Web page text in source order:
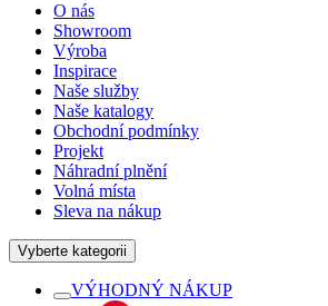
O nás
Showroom
Výroba
Inspirace
Naše služby
Naše katalogy
Obchodní podmínky
Projekt
Náhradní plnění
Volná místa
Sleva na nákup
Vyberte kategorii
VÝHODNÝ NÁKUP